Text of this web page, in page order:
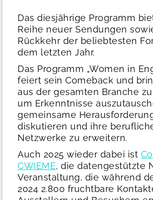
Das diesjährige Programm
Reihe neuer Sendungen
Rückkehr der beliebtesten
dem letzten Jahr.
Das Programm „Women in
feiert sein Comeback und
aus der gesamten Branche
um Erkenntnisse
gemeinsame
diskutieren und ihre
Netzwerke zu erweitern.
Auch 2025 wieder dabei ist
CWIEME, die datengestützte
Veranstaltung, die während
2024 2.800 fruchtbare